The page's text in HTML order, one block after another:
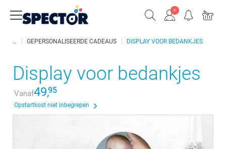
GEPERSONALISEERDE CADEAUS DISPLAY VOOR BEDANKJES
Display voor bedankjes
Vanaf49,95
Opstartkost niet inbegrepen